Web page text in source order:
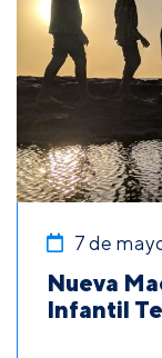
7 de
Nueva
Infantil